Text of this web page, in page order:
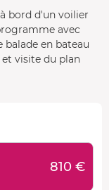
bord d'un voilier
avec
en bateau
visite du plan
810 €